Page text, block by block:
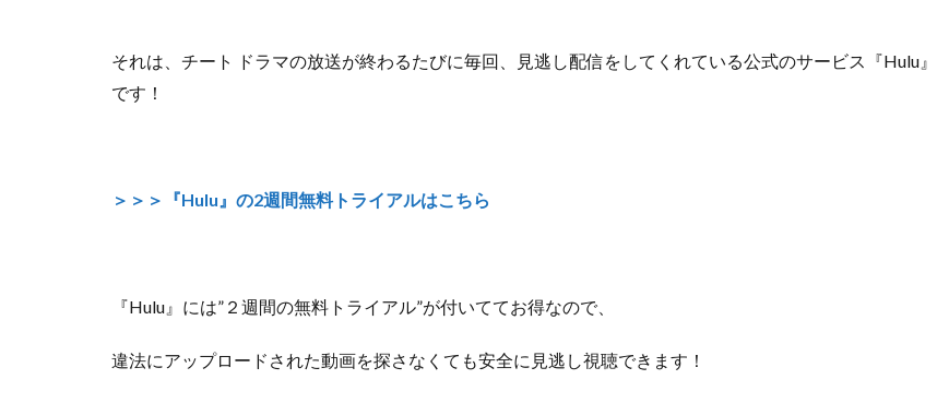
それは、チート ドラマの放送が終わるたびに毎回、見逃し配信をしてくれている公式のサービス『Hulu』
です！
＞＞＞『Hulu』の2週間無料トライアルはこちら
『Hulu』には”２週間の無料トライアル”が付いててお得なので、
違法にアップロードされた動画を探さなくても安全に見逃し視聴できます！